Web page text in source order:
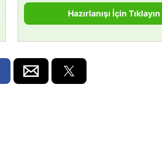
Hazırlanışı İçin Tıklayın